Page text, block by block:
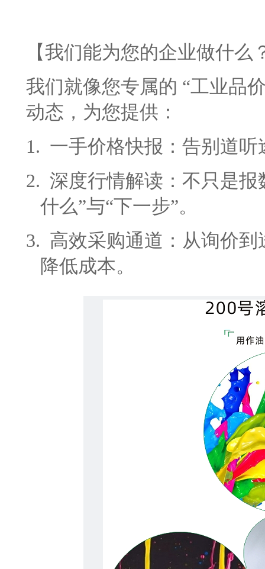
【我们能为您的企业做什么
我们就像您专属的 “工业品
动态，为您提供：
1. 一手价格快报：告别道
2. 深度行情解读：不只是
什么”与“下一步”。
3. 高效采购通道：从询价
降低成本。